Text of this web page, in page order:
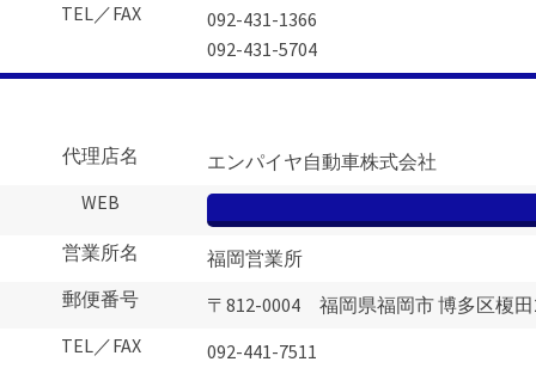
TEL／FAX
092-431-1366
092-431-5704
代理店名
エンパイヤ自動車株式会社
WEB
営業所名
福岡営業所
郵便番号
〒812-0004 福岡県福岡市 博多区榎田
TEL／FAX
092-441-7511